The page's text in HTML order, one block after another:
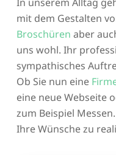
mit dem Gestalten
Broschüren aber
uns wohl. Ihr
sympathisches
Ob Sie nun eine
eine neue Webseite
zum Beispiel
Ihre Wünsche zu